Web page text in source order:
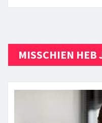
MISSCHIEN HEB